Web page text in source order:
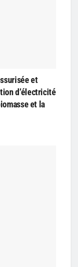
et
d’électricité
et la